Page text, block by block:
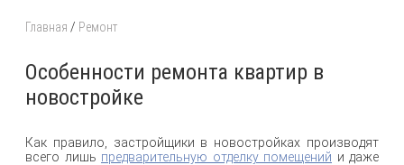
Главная / Ремонт
Особенности ремонта квартир в
новостройке
Как правило, застройщики в новостройках производят
всего лишь предварительную отделку помещений и даже